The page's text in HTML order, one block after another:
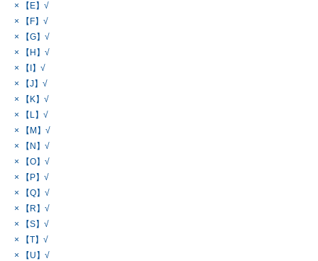
× 【E】√
× 【F】√
× 【G】√
× 【H】√
× 【I】√
× 【J】√
× 【K】√
× 【L】√
× 【M】√
× 【N】√
× 【O】√
× 【P】√
× 【Q】√
× 【R】√
× 【S】√
× 【T】√
× 【U】√